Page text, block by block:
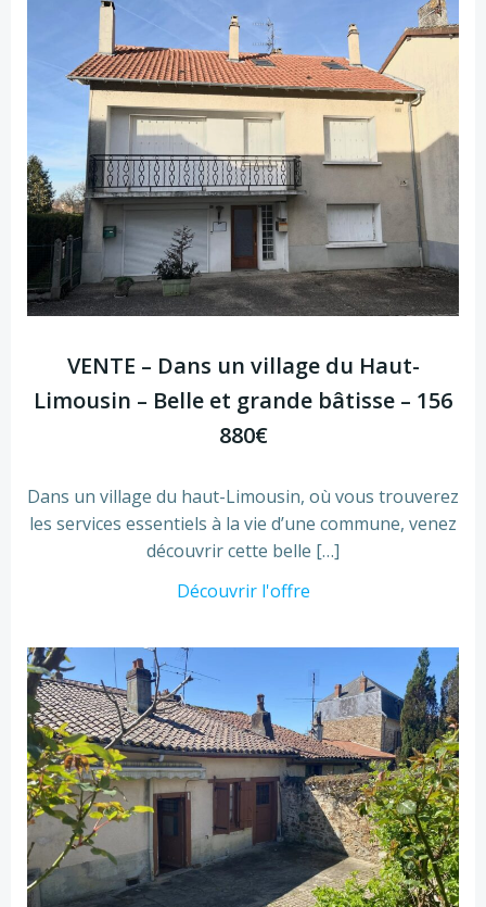
VENTE – Dans un village du Haut-
Limousin – Belle et grande bâtisse – 156
880€
Dans un village du haut-Limousin, où vous trouverez
les services essentiels à la vie d’une commune, venez
découvrir cette belle […]
Découvrir l'offre